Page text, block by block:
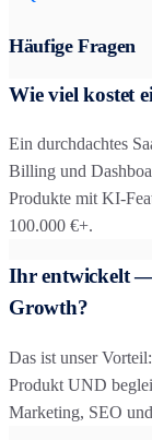
Häufige Fragen
Wie viel kostet
Ein durchdachtes
Billing und
Produkte mit KI-
100.000 €+.
Ihr entwickelt
Growth?
Das ist unser
Produkt UND
Marketing, SEO